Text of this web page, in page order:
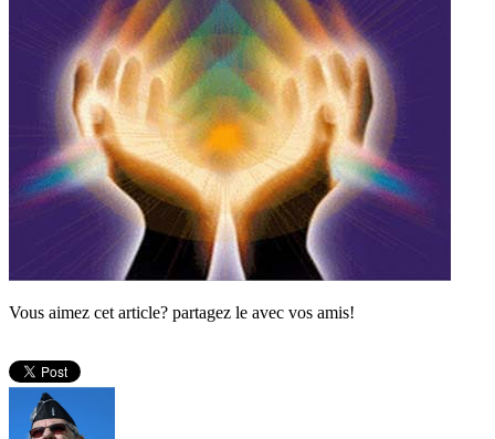
Vous aimez cet article? partagez le avec vos amis!